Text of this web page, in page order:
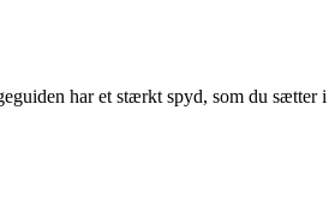
har et stærkt spyd, som du sætter